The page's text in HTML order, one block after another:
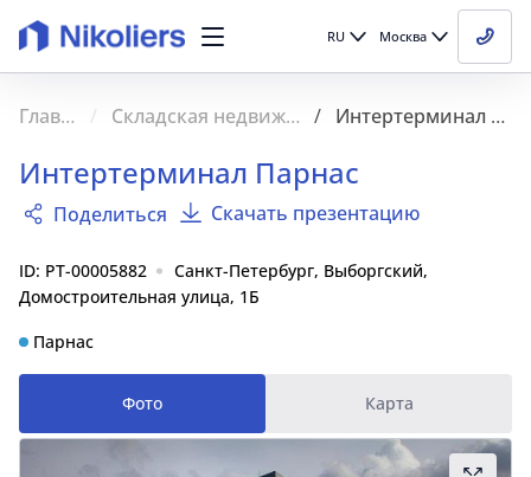
RU Москва
Главная Складская недвижимость Интертерминал Парнас
Интертерминал Парнас
Поделиться Скачать презентацию
ID: PT-00005882
Санкт-Петербург, Выборгский,
Домостроительная улица, 1Б
Парнас
Фото Карта